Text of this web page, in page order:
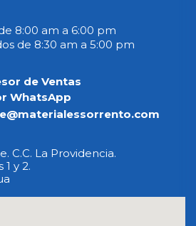
8:00 am a 6:00 pm
de 8:30 am a 5:00 pm
de Ventas
WhatsApp
C.C. La Providencia.
y 2.